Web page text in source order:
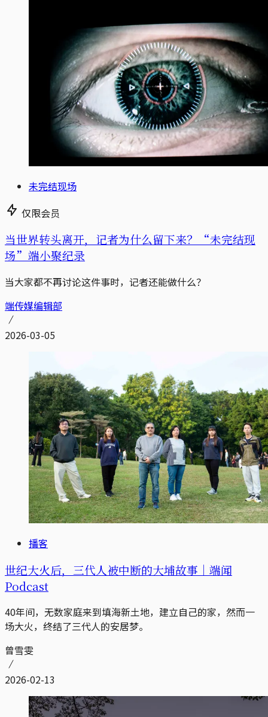
未完结现场
仅限会员
当世界转头离开，记者为什么留下来？“未完结现
场”端小聚纪录
当大家都不再讨论这件事时，记者还能做什么？
端传媒编辑部
2026-03-05
播客
世纪大火后，三代人被中断的大埔故事｜端闻
Podcast
40年间，无数家庭来到填海新土地，建立自己的家，然而一
场大火，终结了三代人的安居梦。
曾雪雯
2026-02-13